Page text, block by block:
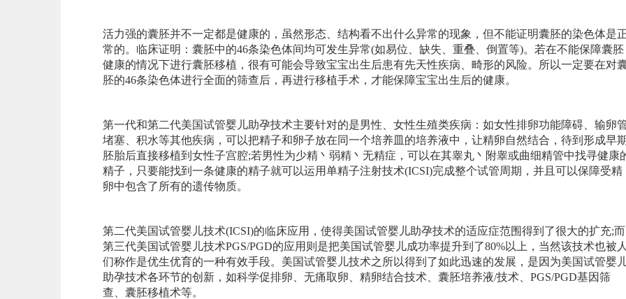
活力强的囊胚并不一定都是健康的，虽然形态、结构看不出什么异常的现象，但不能证明囊胚的染色体是
常的。临床证明：囊胚中的46条染色体间均可发生异常(如易位、缺失、重叠、倒置等)。若在不能保障囊胚
健康的情况下进行囊胚移植，很有可能会导致宝宝出生后患有先天性疾病、畸形的风险。所以一定要在对
胚的46条染色体进行全面的筛查后，再进行移植手术，才能保障宝宝出生后的健康。
第一代和第二代美国试管婴儿助孕技术主要针对的是男性、女性生殖类疾病：如女性排卵功能障碍、输卵
堵塞、积水等其他疾病，可以把精子和卵子放在同一个培养皿的培养液中，让精卵自然结合，待到形成早期
胚胎后直接移植到女性子宫腔;若男性为少精丶弱精丶无精症，可以在其睾丸丶附睾或曲细精管中找寻健康
精子，只要能找到一条健康的精子就可以运用单精子注射技术(ICSI)完成整个试管周期，并且可以保障受精
卵中包含了所有的遗传物质。
第二代美国试管婴儿技术(ICSI)的临床应用，使得美国试管婴儿助孕技术的适应症范围得到了很大的扩充;而
第三代美国试管婴儿技术PGS/PGD的应用则是把美国试管婴儿成功率提升到了80%以上，当然该技术也被人
们称作是优生优育的一种有效手段。美国试管婴儿技术之所以得到了如此迅速的发展，是因为美国试管婴
助孕技术各环节的创新，如科学促排卵、无痛取卵、精卵结合技术、囊胚培养液/技术、PGS/PGD基因筛
查、囊胚移植术等。